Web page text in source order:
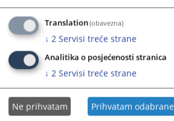
Translation(obavezna)
↓ 2 Servisi treće strane
Analitika o posjećenosti stranica
↓ 2 Servisi treće strane
Ne prihvatam Prihvatam odabrane